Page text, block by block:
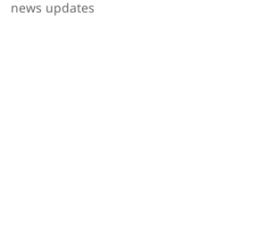
news updates